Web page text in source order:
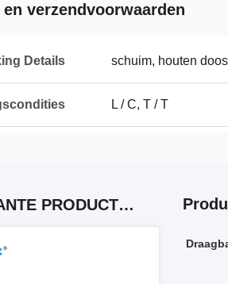
verzendvoorwaarden
Details schuim, houten
L / C, T / T
VERWANTE PRODUCTEN